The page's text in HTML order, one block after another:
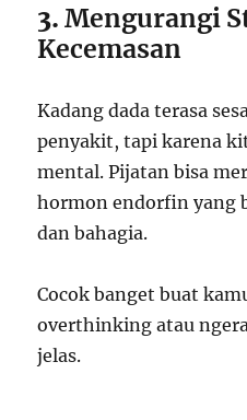
3.Mengurangi
Kecemasan
Kadang dada terasa
penyakit, tapi karena
mental. Pijatan bisa
hormon endorfin yang
dan bahagia.
Cocok banget buat
overthinking atau
jelas.